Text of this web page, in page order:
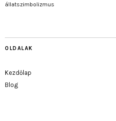
állatszimbolizmus
OLDALAK
Kezdőlap
Blog